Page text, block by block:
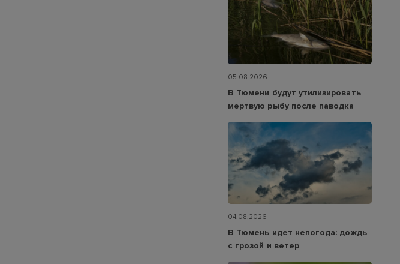
05.08.2026
В Тюмени будут утилизировать
мертвую рыбу после паводка
04.08.2026
В Тюмень идет непогода: дождь
с грозой и ветер